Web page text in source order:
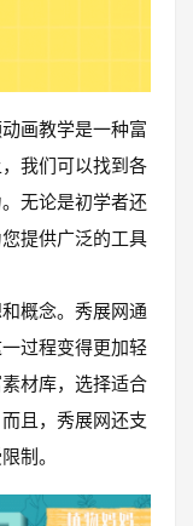
画教学是一种富
我们可以找到各
无论是初学者还
提供广泛的工具
概念。秀展网通
过程变得更加轻
材库，选择适合
且，秀展网还支
制。